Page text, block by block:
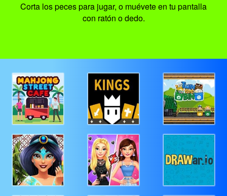
Corta los peces para jugar, o muévete en tu pantalla
con ratón o dedo.